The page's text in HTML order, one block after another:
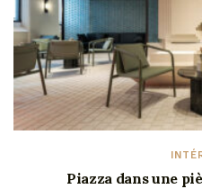
Piazza dans une